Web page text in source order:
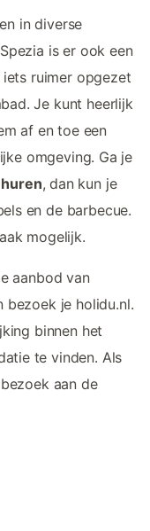
en in diverse
is er ook een
ruimer opgezet
Je kunt heerlijk
af en toe een
omgeving. Ga je
, dan kun je
en de barbecue.
mogelijk.
aanbod van
bezoek je holidu.nl.
binnen het
te vinden. Als
aan de